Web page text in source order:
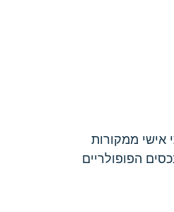
אישי ממקורות
הפופולריים